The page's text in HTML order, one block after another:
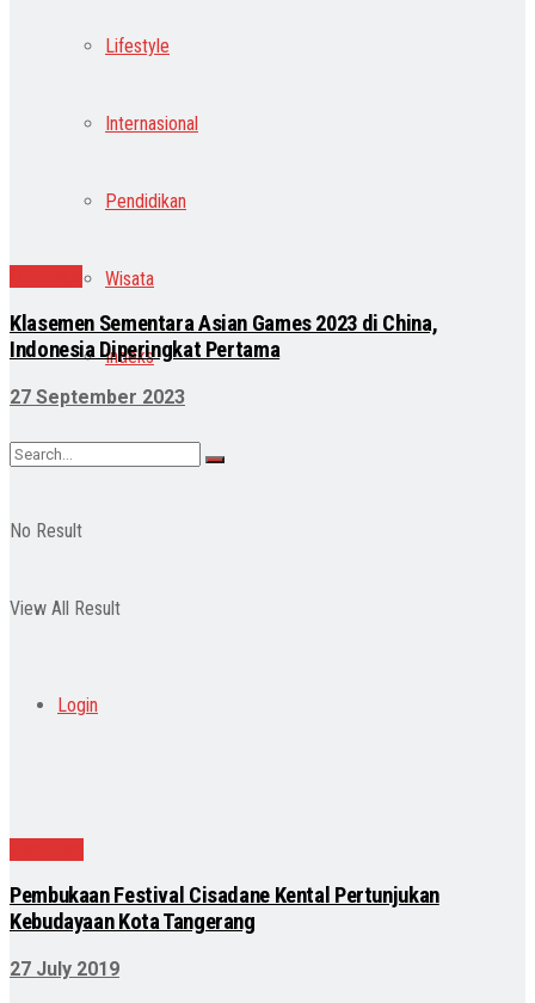
Lifestyle
Internasional
Pendidikan
Wisata
Indeks
No Result
View All Result
Login
Klasemen Sementara Asian Games 2023 di China,
Indonesia Diperingkat Pertama
27 September 2023
Pembukaan Festival Cisadane Kental Pertunjukan
Kebudayaan Kota Tangerang
27 July 2019